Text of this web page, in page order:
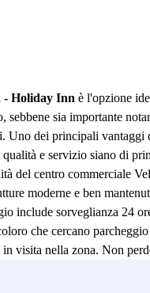
- Holiday Inn è l'opzione
sebbene sia importante
Uno dei principali vantaggi
e servizio siano di
del centro commerciale
moderne e ben
include sorveglianza 24
che cercano
visita nella zona. Non